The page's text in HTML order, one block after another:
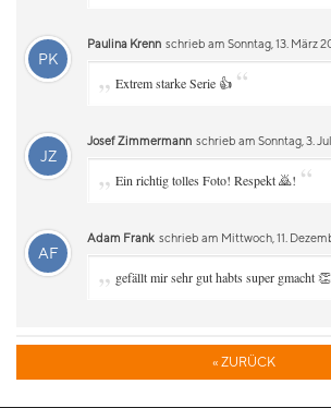
PK
Paulina Krenn schrieb am Sonntag, 13. März
„ Extrem starke Serie 👍 “
JZ
Josef Zimmermann schrieb am Sonntag, 3.
„ Ein richtig tolles Foto! Respekt 🙇! “
AF
Adam Frank schrieb am Mittwoch, 11.
„ gefällt mir sehr gut habts super gmacht
« ZURÜCK